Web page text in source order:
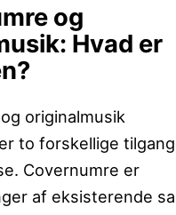
og
Hvad er
originalmusik
to forskellige
Covernumre er
af eksisterende